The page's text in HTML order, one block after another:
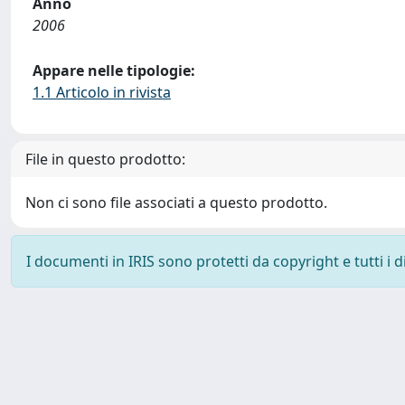
2006
Appare nelle tipologie:
1.1 Articolo in rivista
File in questo prodotto:
Non ci sono file associati a questo prodotto.
I documenti in IRIS sono protetti da copyright e tutti i